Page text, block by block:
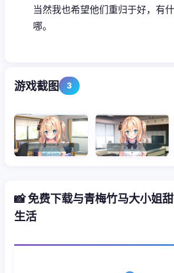
当然我也希望他们重归于好，有
哪。
游戏截图 3
📸 免费下载与青梅竹马大小姐
生活